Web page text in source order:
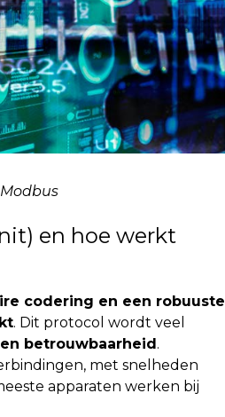
en hoe werkt
codering en een robuuste
. Dit protocol wordt veel
betrouwbaarheid.
met snelheden
apparaten werken bij